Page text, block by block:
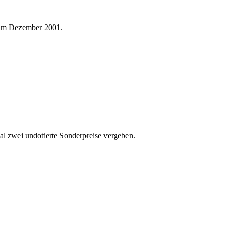
Dezember 2001.
zwei undotierte Sonderpreise vergeben.